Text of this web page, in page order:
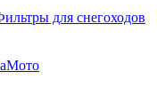
для снегоходов
Мото